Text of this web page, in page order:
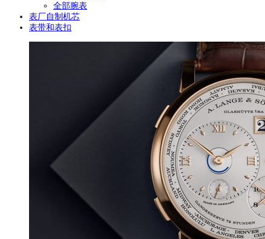
全部腕表
表厂自制机芯
表带和表扣